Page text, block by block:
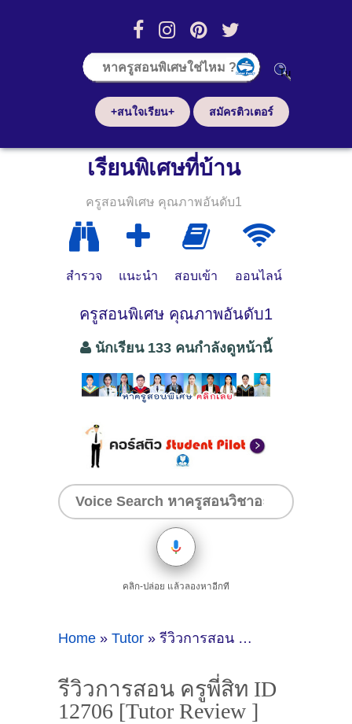
+สนใจเรียน+ สมัครติวเตอร์
เรียนพิเศษที่บ้าน
ครูสอนพิเศษ คุณภาพอันดับ1
สำรวจ แนะนำ สอบเข้า ออนไลน์
ครูสอนพิเศษ คุณภาพอันดับ1
นักเรียน 133 คนกำลังดูหน้านี้
คลิก-ปล่อย แล้วลองหาอีกที
Home » Tutor » รีวิวการสอน ครูพี่สิท ID 12706 [Tutor Review ]
รีวิวการสอน ครูพี่สิท ID
12706 [Tutor Review ]